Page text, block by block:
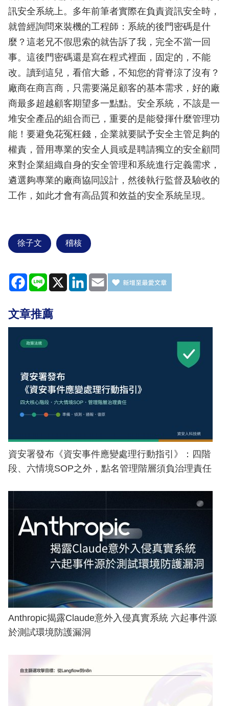
訊安全系統上。多年前筆者實際在負責資訊安全時，
就曾經詢問來裝機的工程師：系統的後門密碼是什
麼？這老兄不假思索的就告訴了我，完全不當一回
事。這後門密碼還是寫在程式裡面，固定的，不能
改。讀到這兒，看倌大爺，不知您的背脊涼了沒有？
廠商在商言商，只需要滿足顧客的基本需求，好的廠
商最多超越顧客期望多一點點。安全系統，不該是一
堆安全產品的組合而已，重要的是能發揮什麼管理功
能！要避免花冤枉錢，企業就要賦予安全主管足夠的
權責，晉用專業的安全人員或是聘請獨立的安全顧問
來對企業組織自身的安全管理和系統進行定義需求，
遴選夠專業的廠商協同設計，然後執行監督及驗收的
工作，如此才會有高品質和效益的安全系統呈現。
徐子文 稽核
Facebook
Line X LinkedIn
Email
文章推薦
資安署發布《資安事件應變處理行動指引》：四階
段、六情境SOP之外，點名管理階層須負治理責任
Anthropic揭露Claude意外入侵真實系統 六起事件源
於測試環境防護漏洞